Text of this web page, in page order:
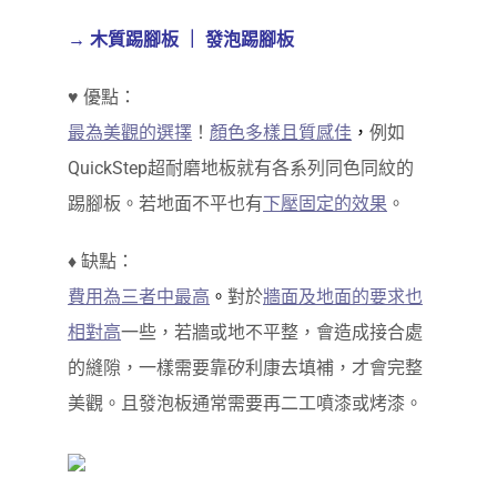
→ 木質踢腳板 ｜ 發泡踢腳板
♥ 優點：
最為美觀的選擇 ！顏色多樣且質感佳 ，例如
QuickStep超耐磨地板就有各系列同色同紋的
踢腳板。若地面不平也有下壓固定的效果 。
♦ 缺點：
費用為三者中最高 。對於牆面及地面的要求也
相對高一些，若牆或地不平整，會造成接合處
的縫隙，一樣需要靠矽利康去填補，才會完整
美觀。且發泡板通常需要再二工噴漆或烤漆。